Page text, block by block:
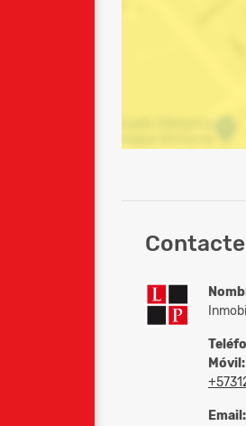
Móvil:
Email: